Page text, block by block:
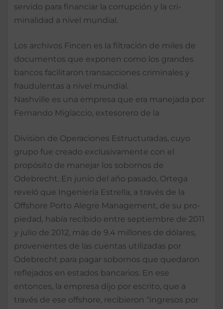
servido para finan­ciar la corrupción y la cri­
minalidad a nivel mundial.
Los archivos Fincen es la filtración de miles de
documentos que ex­ponen como los grandes
bancos facilitaron tran­sacciones criminales y
frau­dulentas a nivel mundial.
Nashville es una empre­sa que era manejada por
Fernando Miglaccio, ex­tesorero de la
Division de Operaciones Estructura­das, cuyo
grupo fue crea­do exclusivamente con el
propósito de manejar los sobornos de
Odebrecht. En junio del año pasado, Ortega
reveló que Inge­niería Estrella, a través de la
Offshore Porto Alegre Management, de su pro­
piedad, había recibido en­tre septiembre de 2011
y julio de 2012, más de 9.4 millones de dólares,
pro­venientes de las cuen­tas utilizadas por
Odebre­cht para pagar sobornos que quedaron
refleja­dos en estados bancarios. En ese
entonces, la em­presa dijo por escrito, que a
través de ese offshore, reci­bieron “ingresos por